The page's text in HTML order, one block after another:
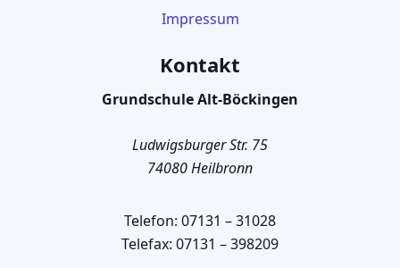
Impressum
Kontakt
Grundschule Alt-Böckingen
Ludwigsburger Str. 75
74080 Heilbronn
Telefon: 07131 – 31028
Telefax: 07131 – 398209